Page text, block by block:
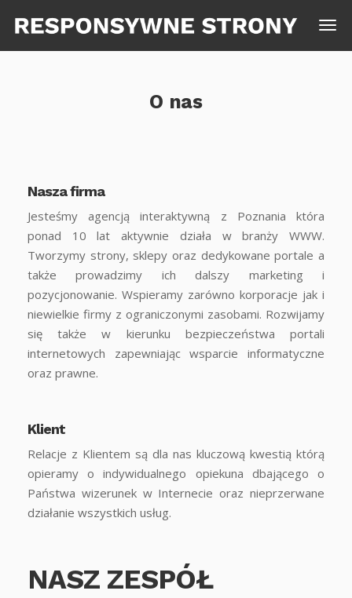
O nas
Nasza firma
Jesteśmy agencją interaktywną z Poznania która
ponad 10 lat aktywnie działa w branży WWW.
Tworzymy strony, sklepy oraz dedykowane portale a
także prowadzimy ich dalszy marketing i
pozycjonowanie. Wspieramy zarówno korporacje jak i
niewielkie firmy z ograniczonymi zasobami. Rozwijamy
się także w kierunku bezpieczeństwa portali
internetowych zapewniając wsparcie informatyczne
oraz prawne.
Klient
Relacje z Klientem są dla nas kluczową kwestią którą
opieramy o indywidualnego opiekuna dbającego o
Państwa wizerunek w Internecie oraz nieprzerwane
działanie wszystkich usług.
NASZ ZESPÓŁ